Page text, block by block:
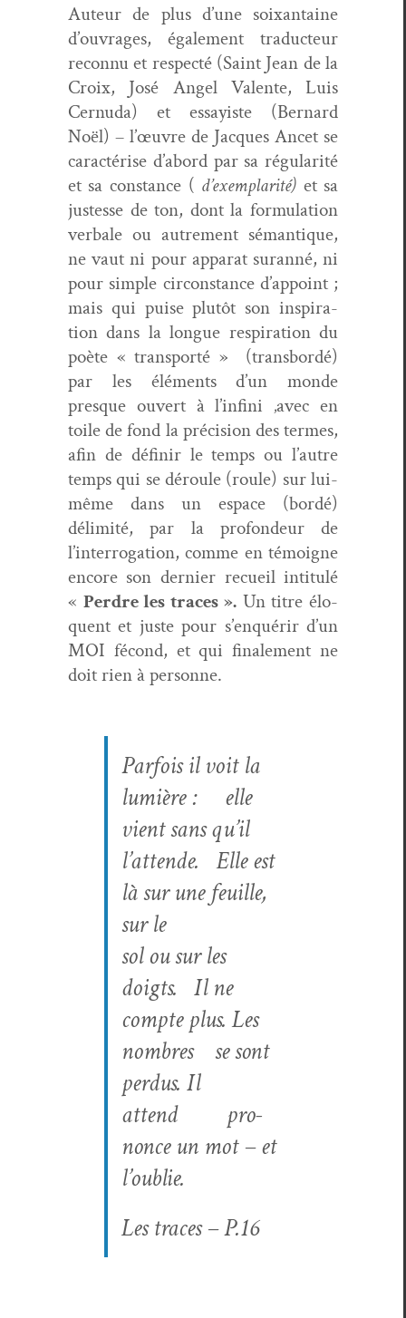
Auteur de plus d’une soix­an­taine
d’ouvrages, égale­ment tra­duc­teur
recon­nu et respec­té (Saint Jean de la
Croix, José Angel Valente, Luis
Cer­nu­da) et essay­iste (Bernard
Noël) – l’œuvre de Jacques Ancet se
car­ac­térise d’abord par sa régu­lar­ité
et sa con­stance ( d’exemplarité) et sa
justesse de ton, dont la for­mu­la­tion
ver­bale ou autrement séman­tique,
ne vaut ni pour appa­rat suran­né, ni
pour sim­ple cir­con­stance d’appoint ;
mais qui puise plutôt son inspi­ra­
tion dans la longue res­pi­ra­tion du
poète « trans­porté »
(trans­bor­dé)
par les élé­ments d’un monde
presque ouvert à l’infini ‚avec en
toile de fond la pré­ci­sion des ter­mes,
afin de définir le temps ou l’autre
temps qui se déroule (roule) sur lui-
même dans un espace (bor­dé)
délim­ité, par la pro­fondeur de
l’interrogation, comme en témoigne
encore son dernier recueil inti­t­ulé
« Per­dre les traces ».Un titre élo­
quent et juste pour s’enquérir d’un
MOI fécond, et qui finale­ment ne
doit rien à personne.
Par­fois il voit la
lumière :
elle
vient sans qu’il
l’attende. Elle est
là sur une feuille,
sur le
sol ou sur les
doigts. Il ne
compte plus. Les
nom­bres
se sont
per­dus. Il
attend
pro-
nonce un mot – et
l’oublie.
Les traces – P.16